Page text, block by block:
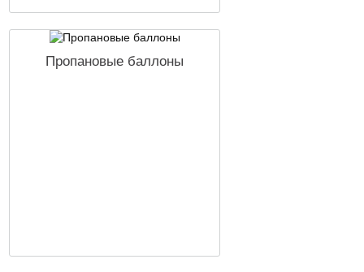
Пропановые баллоны